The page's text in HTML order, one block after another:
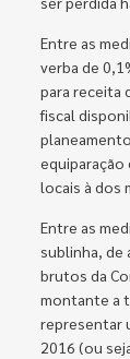
Entre as
verba de
para receita
fiscal
locais à dos
Entre as
sublinha, de
brutos da
montante a
representar
2016 (ou